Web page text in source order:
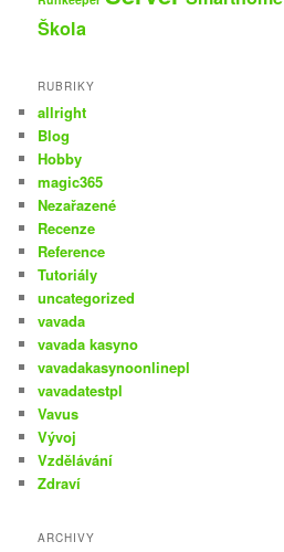
Škola
RUBRIKY
allright
Blog
Hobby
magic365
Nezařazené
Recenze
Reference
Tutoriály
uncategorized
vavada
vavada kasyno
vavadakasynoonlinepl
vavadatestpl
Vavus
Vývoj
Vzdělávání
Zdraví
ARCHIVY